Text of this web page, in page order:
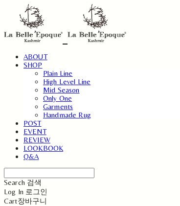
ABOUT
SHOP
Plain Line
High Level Line
Mid Season
Only One
Garments
Handmade Rug
POST
EVENT
REVIEW
LOOKBOOK
Q&A
Search 검색
Log In 로그인
Cart장바구니